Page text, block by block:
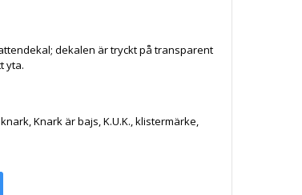
dekalen är tryckt på transparent
yta.
Knark är bajs, K.U.K., klistermärke,